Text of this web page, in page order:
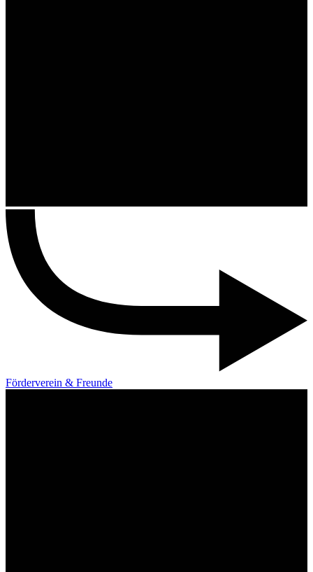
Förderverein & Freunde